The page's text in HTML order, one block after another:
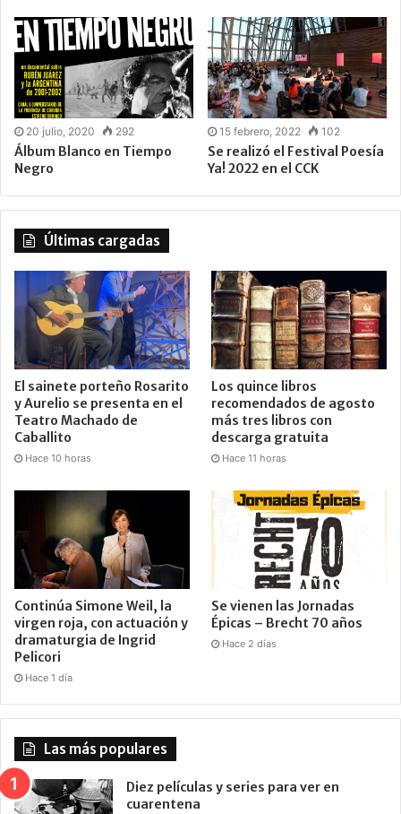
20 julio, 2020 292
Álbum Blanco en Tiempo
Negro
15 febrero, 2022 102
Se realizó el Festival Poesía
Ya! 2022 en el CCK
Últimas cargadas
El sainete porteño Rosarito
y Aurelio se presenta en el
Teatro Machado de
Caballito
Hace 10 horas
Los quince libros
recomendados de agosto
más tres libros con
descarga gratuita
Hace 11 horas
Continúa Simone Weil, la
virgen roja, con actuación y
dramaturgia de Ingrid
Pelicori
Hace 1 día
Se vienen las Jornadas
Épicas – Brecht 70 años
Hace 2 días
Las más populares
Diez películas y series para ver en
cuarentena